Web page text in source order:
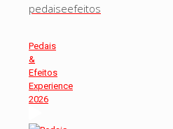
pedaiseefeitos
Pedais
&
Efeitos
Experience
2026